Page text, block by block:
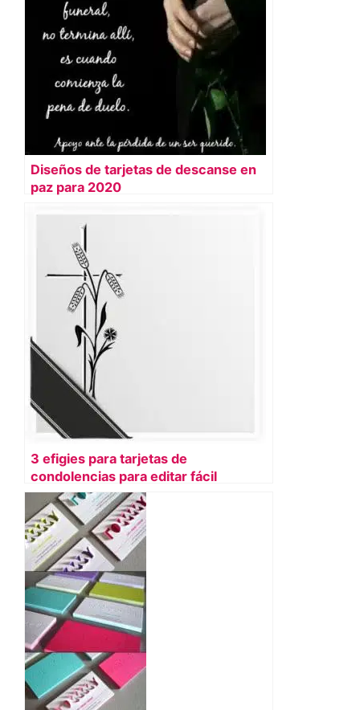
Diseños de tarjetas de descanse en
paz para 2020
3 efigies para tarjetas de
condolencias para editar fácil